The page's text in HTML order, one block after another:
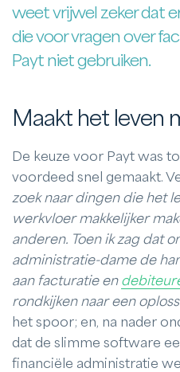
weet vrijwel zeker dat
die voor vragen over
Payt niet gebruiken.
Maakt het leven
De keuze voor Payt was
voordeed snel gemaakt.
zoek naar dingen die het
werkvloer makkelijker
anderen. Toen ik zag dat
administratie-dame de
aan facturatie en
rondkijken naar een
het spoor; en, na nader
dat de slimme software
financiële administratie